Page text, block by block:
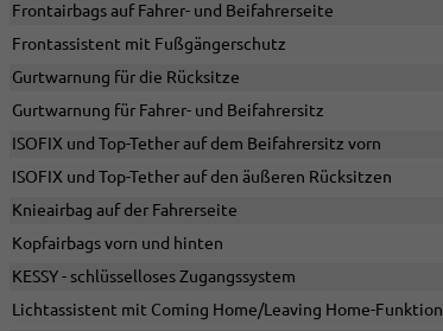
Frontairbags auf Fahrer- und Beifahrerseite
Frontassistent mit Fußgängerschutz
Gurtwarnung für die Rücksitze
Gurtwarnung für Fahrer- und Beifahrersitz
ISOFIX und Top-Tether auf dem Beifahrersitz vorn
ISOFIX und Top-Tether auf den äußeren Rücksitzen
Knieairbag auf der Fahrerseite
Kopfairbags vorn und hinten
KESSY - schlüsselloses Zugangssystem
Lichtassistent mit Coming Home/Leaving Home-Funktion